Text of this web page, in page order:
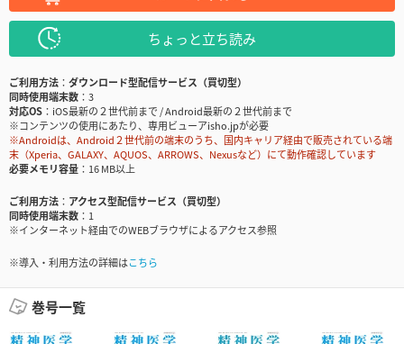
ちょっと立ち読み
ご利用方法
ダウンロード型配信サービス（買切型）
同時使用端末数
3
対応OS
iOS最新の２世代前まで / Android最新の２世代前まで
※コンテンツの使用にあたり、専用ビューアisho.jpが必要
※Androidは、Android２世代前の端末のうち、国内キャリア経由で販売されている端
末（Xperia、GALAXY、AQUOS、ARROWS、Nexusなど）にて動作確認しています
必要メモリ容量
16 MB以上
ご利用方法
アクセス型配信サービス（買切型）
同時使用端末数
1
※インターネット経由でのWEBブラウザによるアクセス参照
※導入・利用方法の詳細はこちら
巻号一覧